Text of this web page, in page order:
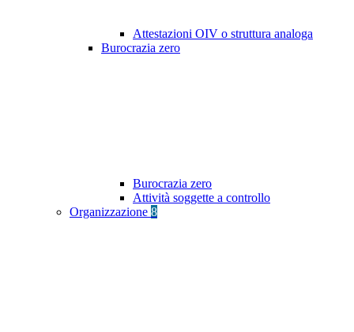
Attestazioni OIV o struttura analoga
Burocrazia zero
Burocrazia zero
Attività soggette a controllo
Organizzazione 8